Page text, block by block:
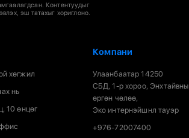
Контентуудыг
эш татахыг хориглоно.
хөгжил
нь
10 өнцөг
Компани
Улаанбаатар 14250
СБД, 1-р хороо, Энхтайвны
өргөн чөлөө,
Эко интернэйшнл тауэр
+976-72007400